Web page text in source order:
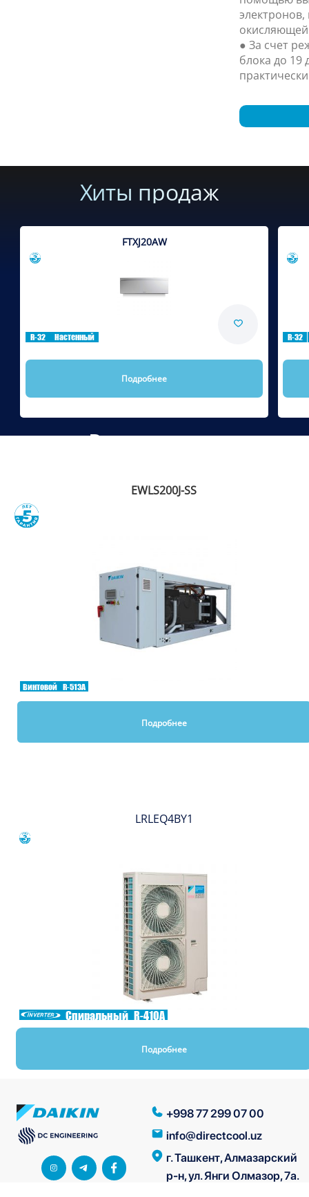
● За счет
блока до 19
Хиты продаж
FTXJ20AW
R-32 Настенный
Подробнее
R-32
Рекомендуем
EWLS200J-SS
Винтовой R-513A
Подробнее
LRLEQ4BY1
Спиральный R-410A
Подробнее
+998 77 299 07 00
info@directcool.uz
г. Ташкент, Алмазарский
р-н, ул. Янги Олмазор, 7а.